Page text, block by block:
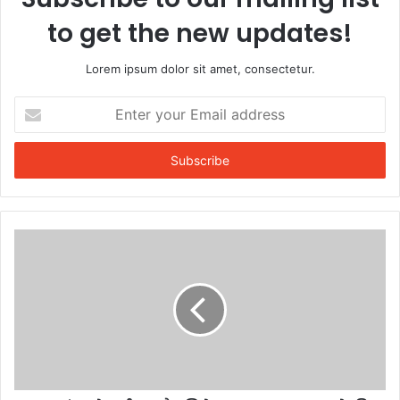
to get the new updates!
Lorem ipsum dolor sit amet, consectetur.
your
Email